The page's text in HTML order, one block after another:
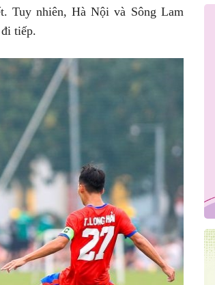
Tuy nhiên, Hà Nội và Sông Lam
tiếp.